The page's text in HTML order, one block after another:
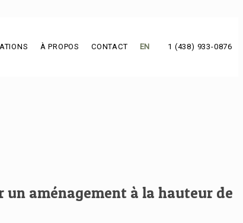
À PROPOS CONTACT 1 (438) 933-0876
EN
aménagement à la hauteur de